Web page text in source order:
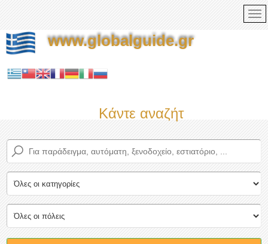
www.globalguide.gr
Κάντε αναζήτηση τώρα